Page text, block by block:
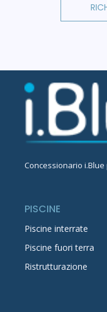
Concessionario i.Blue
PISCINE
Piscine interrate
Piscine fuori terra
Ristrutturazione